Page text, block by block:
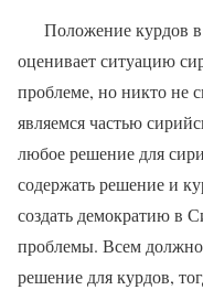
Положение курдов
оценивает ситуацию
проблеме, но никто не
являемся частью
любое решение для
содержать решение и
создать демократию в
проблемы. Всем должно
решение для курдов,